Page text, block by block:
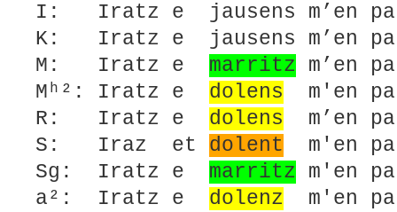
I: Iratz e jausens m’en
K: Iratz e jausens m’en
M: Iratz e marritz m’en
Mʰ²: Iratz e dolens m'en
R: Iratz e dolens m’en
S: Iraz et dolent m'en
Sg: Iratz e marritz m'en
a²: Iratz e dolenz m'en